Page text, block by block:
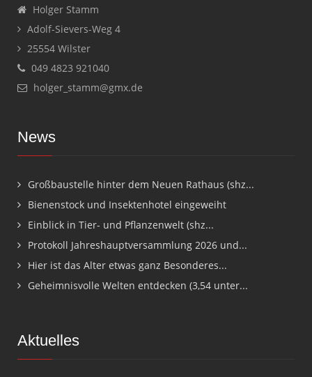
Holger Stamm
Adolf-Sievers-Weg 4
25554 Wilster
049 4823 921040
holger_stamm@gmx.de
News
Großbaustelle hinter dem Neuen Rathaus (shz...
Bienenstock und Insektenhotel eingeweiht
Einblick in Tier- und Pflanzenwelt (shz...
Protokoll Jahreshauptversammlung 2026 und...
Hier ist das Alter etwas ganz Besonderes...
Geheimnisvolle Welten entdecken (3,54 unter...
Aktuelles